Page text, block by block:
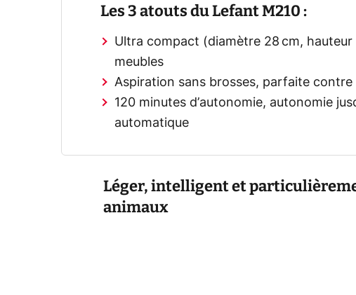
Les 3 atouts du Lefant M210 :
Ultra compact (diamètre 28 cm,
meubles
Aspiration sans brosses, parfaite
120 minutes d’autonomie, autonomie
automatique
Léger, intelligent et
animaux